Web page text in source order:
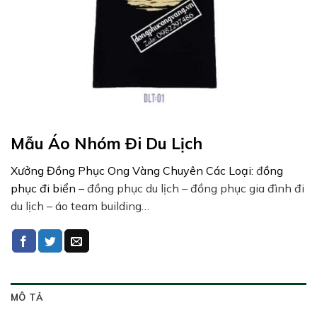
Mẫu Áo Nhóm Đi Du Lịch
Xưởng Đồng Phục Ong Vàng Chuyên Các Loại: đồng
phục đi biển – đồng phục du lịch – đồng phục gia đình đi
du lịch – áo team building…
MÔ TẢ